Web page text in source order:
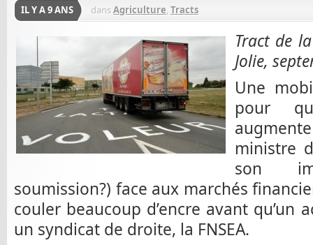
IL Y A 9 ANS dansAgriculture, Tracts
Tract de
Jolie,
Une
pour
ministre
son
soumission?) face aux marchés
couler beaucoup d’encre avant qu’un
un syndicat de droite, la FNSEA.